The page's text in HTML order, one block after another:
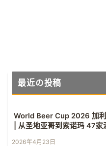
最近の投稿
World Beer Cup 2026 加
| 从圣地亚哥到索诺玛 47
2026年4月23日